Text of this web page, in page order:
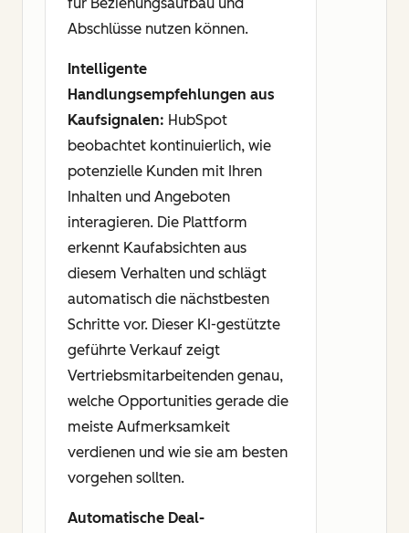
Abschlüsse nutzen können.
Intelligente
Handlungsempfehlungen aus
Kaufsignalen: HubSpot
beobachtet kontinuierlich, wie
potenzielle Kunden mit Ihren
Inhalten und Angeboten
interagieren. Die Plattform
erkennt Kaufabsichten aus
diesem Verhalten und schlägt
automatisch die nächstbesten
Schritte vor. Dieser KI-gestützte
geführte Verkauf zeigt
Vertriebsmitarbeitenden genau,
welche Opportunities gerade die
meiste Aufmerksamkeit
verdienen und wie sie am besten
vorgehen sollten.
Automatische Deal-